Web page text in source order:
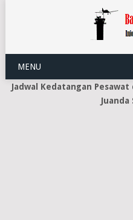
MENU
Jadwal Kedatangan
Juanda